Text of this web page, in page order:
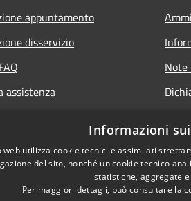
appuntamento
disservizio
assistenza
Note
Informazioni
web utilizza cookie tecnici e assimilati
del sito, nonché un cookie tecnico
statistiche, aggregate
Per maggiori dettagli, può consultare la